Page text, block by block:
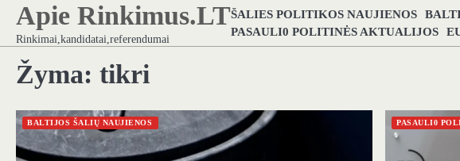
Skip
content
Apie Rinkimus.LT
Rinkimai,kandidatai,referendumai
ŠALIES POLITIKOS NAUJIENOS
PASAULI0 POLITINĖS AKTUALIJOS
Žyma: tikri
BALTIJOS ŠALIŲ NAUJIENOS PASAULI0